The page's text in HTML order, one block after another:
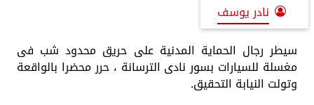
نادر يوسف
سيطر رجال الحماية المدنية على حريق محدود شب فى
مغسلة للسيارات بسور نادى الترسانة ، حرر محضرا بالواقعة
وتولت النيابة التحقيق.